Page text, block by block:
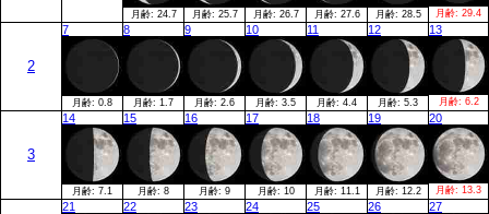
月齢: 24.7 月齢: 25.7 月齢: 26.7 月齢: 27.6 月齢: 28.5 月齢: 29.4
2
7
月齢: 0.8
8
月齢: 1.7
9
月齢: 2.6
10
月齢: 3.5
11
月齢: 4.4
12
月齢: 5.3
13
月齢: 6.2
3
14
月齢: 7.1
15
月齢: 8
16
月齢: 9
17
月齢: 10
18
月齢: 11.1
19
月齢: 12.2
20
月齢: 13.3
21 22 23 24 25 26 27